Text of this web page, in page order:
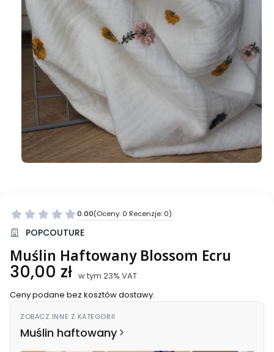
0.00(Oceny: 0 Recenzje: 0)
Przejdź do sekcji Opinie
POPCOUTURE
Muślin Haftowany Blossom Ecru
Cena
30,00 zł w tym 23% VAT
w tym 23% VAT
Ceny podane bez kosztów dostawy.
ZOBACZ INNE Z KATEGORII
Muślin haftowany